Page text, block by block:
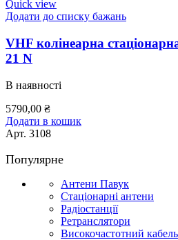
Quick view
Додати до списку бажань
VHF колінеарна
21 N
В наявності
5790,00 ₴
Додати в кошик
Арт. 3108
Популярне
Антени Павук
Стаціонарні антени
Радіостанції
Ретранслятори
Високочастотний кабель